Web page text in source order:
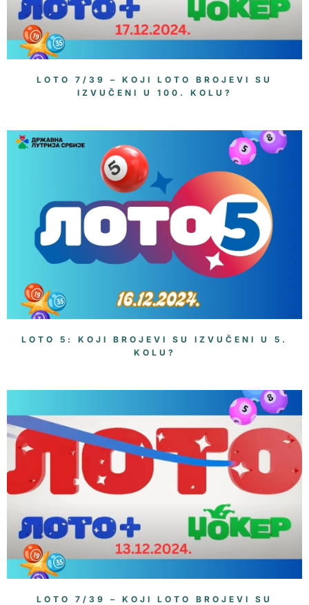
LOTO 7/39 – KOJI LOTO BROJEVI SU
IZVUČENI U 100. KOLU?
LOTO 5: KOJI BROJEVI SU IZVUČENI U 5.
KOLU?
LOTO 7/39 – KOJI LOTO BROJEVI SU